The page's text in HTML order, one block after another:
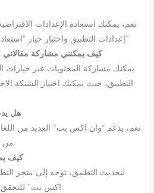
نعم، يمكنك استعادة الإعدادات
إعدادات التطبيق واختيار خيار “استعادة الإعدادات الافتراضية”.
كيف يمكنني مشاركة
يمكنك مشاركة المحتويات عبر خيارات
التطبيق، حيث يمكنك اختيار الشبكة
هل
نعم، يدعم “وان اكس بت” العديد من
كيف
لتحديث التطبيق، توجه إلى متجر